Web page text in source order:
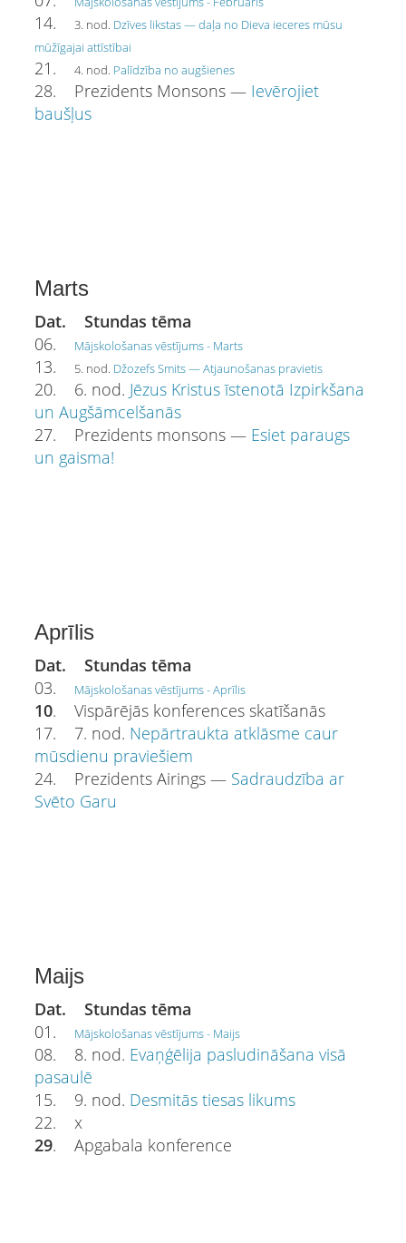
14. 3. nod. Dzīves likstas — daļa no Dieva ieceres mūsu
mūžīgajai attīstībai
21. 4. nod. Palīdzība no augšienes
28. Prezidents Monsons — Ievērojiet
baušļus
Marts
Dat. Stundas tēma
06.
Mājskološanas vēstījums - Marts
13. 5. nod. Džozefs Smits — Atjaunošanas pravietis
20. 6. nod. Jēzus Kristus īstenotā Izpirkšana
un Augšāmcelšanās
27. Prezidents monsons — Esiet paraugs
un gaisma!
Aprīlis
Dat. Stundas tēma
03.
Mājskološanas vēstījums - Aprīlis
10. Vispārējās konferences skatīšanās
17. 7. nod. Nepārtraukta atklāsme caur
mūsdienu praviešiem
24. Prezidents Airings — Sadraudzība ar
Svēto Garu
Maijs
Dat. Stundas tēma
01.
Mājskološanas vēstījums - Maijs
08. 8. nod. Evaņģēlija pasludināšana visā
pasaulē
15. 9. nod. Desmitās tiesas likums
22. x
29. Apgabala konference